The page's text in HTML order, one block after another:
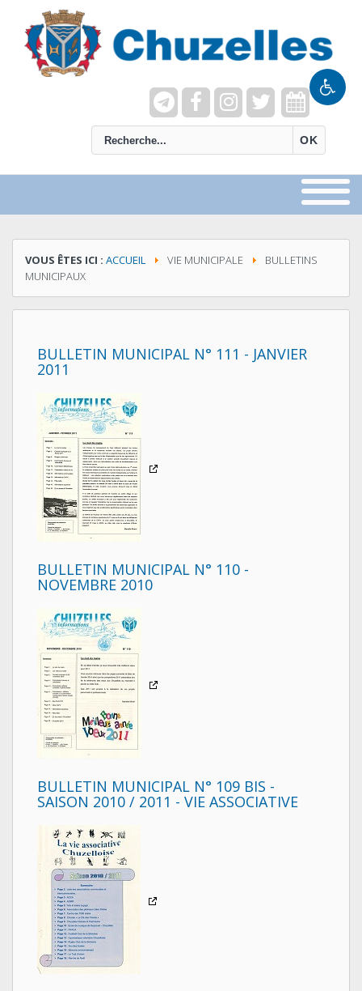
OK
VOUS ÊTES ICI : ACCUEIL VIE MUNICIPALE
BULLETINS
MUNICIPAUX
BULLETIN MUNICIPAL N° 111 - JANVIER
2011
BULLETIN MUNICIPAL N° 110 -
NOVEMBRE 2010
BULLETIN MUNICIPAL N° 109 BIS -
SAISON 2010 / 2011 - VIE ASSOCIATIVE